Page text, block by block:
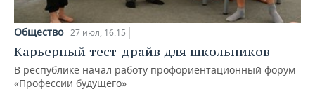
Общество 27 июл, 16:15
Карьерный тест-драйв для школьников
В республике начал работу профориентационный форум
«Профессии будущего»